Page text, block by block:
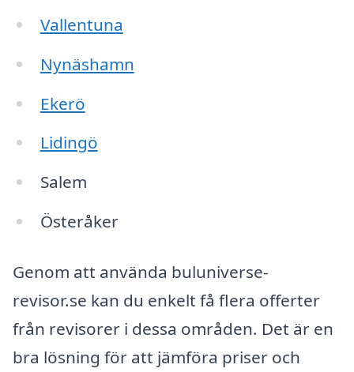
Vallentuna
Nynäshamn
Ekerö
Lidingö
Salem
Österåker
Genom att använda buluniverse-
revisor.se kan du enkelt få flera offerter
från revisorer i dessa områden. Det är en
bra lösning för att jämföra priser och